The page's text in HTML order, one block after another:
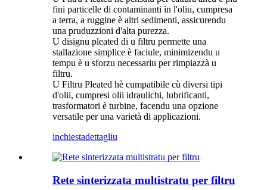
fini particelle di contaminanti in l'oliu, cumpresa
a terra, a ruggine è altri sedimenti, assicurendu
una pruduzzioni d'alta purezza.
U disignu pleated di u filtru permette una
stallazione simplice è faciule, minimizendu u
tempu è u sforzu necessariu per rimpiazzà u
filtru.
U Filtru Pleated hè cumpatibile cù diversi tipi
d'olii, cumpresi olii idraulichi, lubrificanti,
trasformatori è turbine, facendu una opzione
versatile per una varietà di applicazioni.
inchiestadettagliu
Rete sinterizzata multistratu per filtru